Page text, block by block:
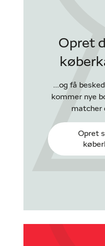
Opret
...og få
kommer nye
matcher
Opret